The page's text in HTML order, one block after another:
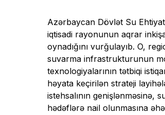
Azərbaycan Dövlət Su
iqtisadi rayonunun aqrar
oynadığını vurğulayıb. O,
suvarma infrastrukturunun
texnologiyalarının tətbiqi
həyata keçirilən strateji
istehsalının genişlənməsinə,
hədəflərə nail olunmasına